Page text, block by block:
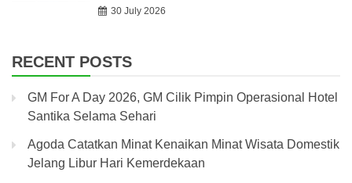
30 July 2026
RECENT POSTS
GM For A Day 2026, GM Cilik Pimpin Operasional Hotel
Santika Selama Sehari
Agoda Catatkan Minat Kenaikan Minat Wisata Domestik
Jelang Libur Hari Kemerdekaan